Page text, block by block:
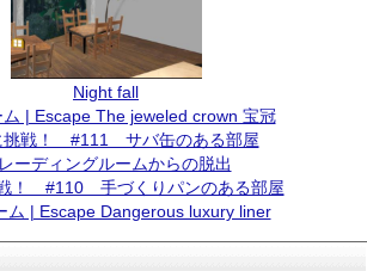
Night fall
ム | Escape The jeweled crown 宝冠
挑戦！ #111 サバ缶のある部屋
ーディングルームからの脱出
！ #110 手づくりパンのある部屋
ム | Escape Dangerous luxury liner